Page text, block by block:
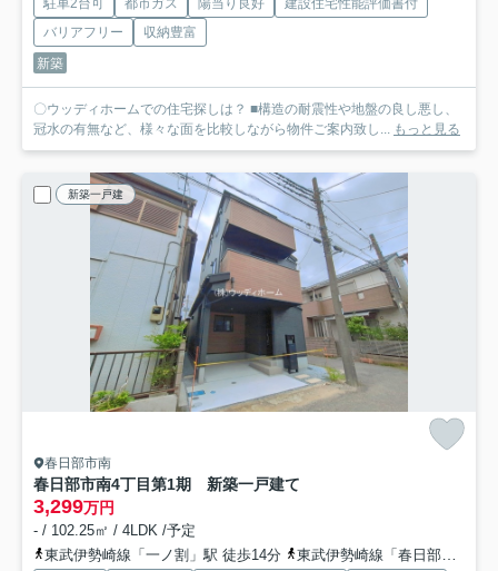
駐車2台可 都市ガス 陽当り良好
建設住宅性能評価書付
バリアフリー
収納豊富
新築
〇ウッディホームでの住宅探しは？ ■構造の耐震性や地盤の良し悪し、
冠水の有無など、様々な面を比較しながら物件ご案内致し... もっと見る
新築一戸建
春日部市南
春日部市南4丁目第1期 新築一戸建て
3,299万円
- / 102.25㎡ / 4LDK /予定
東武伊勢崎線「一ノ割」駅 徒歩14分
東武伊勢崎線「春日部」駅 徒歩21分